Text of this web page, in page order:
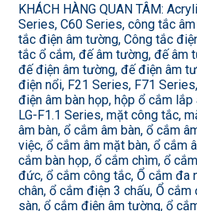
KHÁCH HÀNG QUAN TÂM:
Series, C60 Series, công tắc
tắc điện âm tường, Công tắc
tắc ổ cắm, đế âm tường, đế âm
đế điện âm tường, đế điện âm
điện nổi, F21 Series, F71
điện âm bàn họp, hộp ổ cắm
LG-F1.1 Series, mặt công tắc,
âm bàn, ổ cắm âm bàn, ổ cắm
việc, ổ cắm âm mặt bàn, ổ cắm
cắm bàn họp, ổ cắm chìm, ổ
đức, ổ cắm công tắc, Ổ cắm đa
chân, ổ cắm điện 3 chấu, Ổ
sàn, ổ cắm điện âm tường, ổ